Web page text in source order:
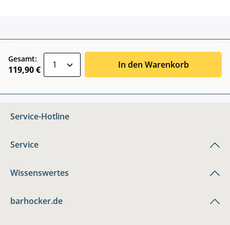
Gesamt:
119,90 € In den Warenkorb
Service-Hotline
Service
Wissenswertes
barhocker.de